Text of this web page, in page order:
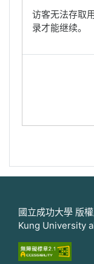
访客无法存取
录才能继续。
國立成功大學 版
Kung University